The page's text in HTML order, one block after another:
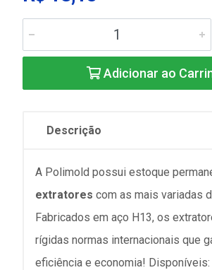
Adicionar ao
Descrição
A Polimold possui estoque
extratores com as mais variadas
Fabricados em aço H13, os
rígidas normas internacionais que
eficiência e economia! Disponíveis: